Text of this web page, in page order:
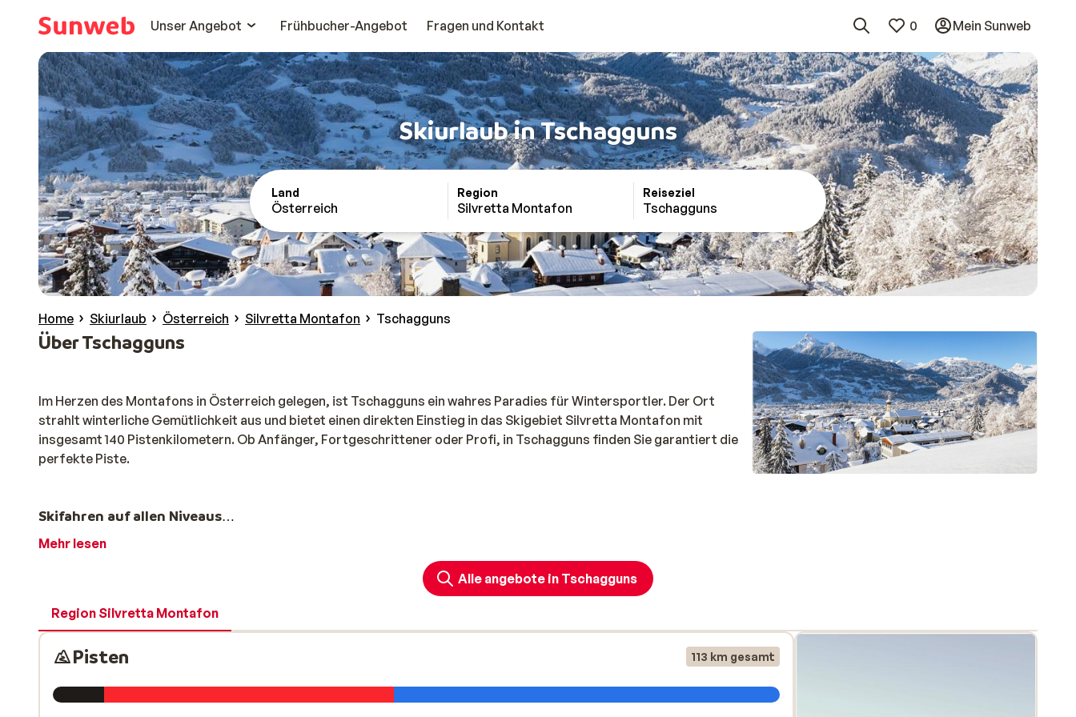
Unser Angebot
Frühbucher-Angebot Fragen und Kontakt 0 Mein Sunweb
Skiurlaub in Tschagguns
Land
Österreich
Region
Silvretta Montafon
Reiseziel
Tschagguns
Home Skiurlaub Österreich Silvretta Montafon Tschagguns
Über Tschagguns
Im Herzen des Montafons in Österreich gelegen, ist Tschagguns ein wahres Paradies für Wintersportler. Der Ort
strahlt winterliche Gemütlichkeit aus und bietet einen direkten Einstieg in das Skigebiet Silvretta Montafon mit
insgesamt 140 Pistenkilometern. Ob Anfänger, Fortgeschrittener oder Profi, in Tschagguns finden Sie garantiert die
perfekte Piste.
Skifahren auf allen Niveaus
Die Pisten der Silvretta Montafon sind in verschiedene Schwierigkeitsgrade eingeteilt, sodass für jeden etwas dabei
ist. Anfänger genießen die sanften Hänge der Alpe Nova, während sich Fortgeschrittene und Profis auf den
anspruchsvollen Pisten der Zamangspitze und des Grasjochs austoben können. Freestyler und Snowboarder finden ihr
Revier im Funpark Montafon und in der Halfpipe in Gargellen.
Nach dem Skifahren
Mehr lesen
Alle angebote in Tschagguns
Region Silvretta Montafon
Pisten 113 km gesamt